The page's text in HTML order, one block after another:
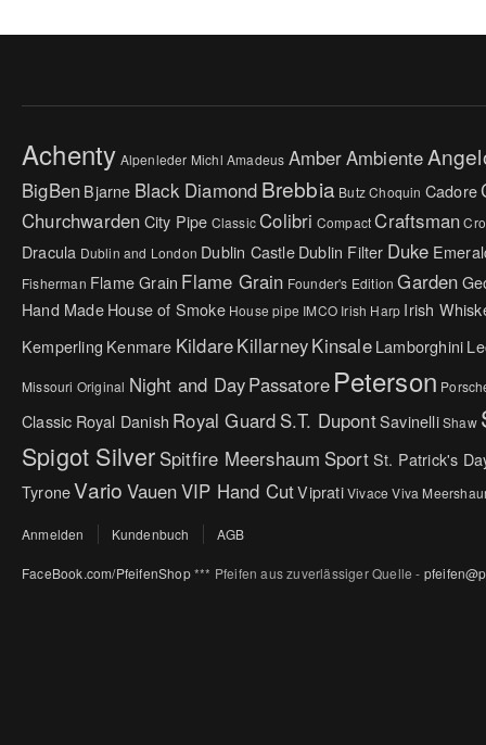
Achenty Alpenleder Michl Amadeus AmberAmbiente
BigBenBjarne Black Diamond Brebbia Butz Choquin Cadore
ChurchwardenCity Pipe ClassicColibri Compact Craftsman
Dracula Dublin and London Dublin CastleDublin Filter Duke
Fisherman Flame Grain Flame Grain Founder's Edition Garden
Hand MadeHouse of Smoke House pipe IMCO Irish Harp Irish
Kemperling Kenmare KildareKillarneyKinsaleLamborghini
Missouri Original Night and DayPassatore Peterson
Classic Royal Danish Royal Guard S.T. DupontSavinelliShaw
Spigot Silver Spitfire Meershaum SportSt. Patrick's
TyroneVario VauenVIP Hand CutVipratiVivace Viva
Anmelden Kundenbuch AGB
FaceBook.com/PfeifenShop*** Pfeifen aus zuverlässiger Quelle -